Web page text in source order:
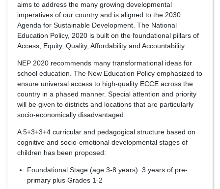
aims to address the many growing developmental
imperatives of our country and is aligned to the 2030
Agenda for Sustainable Development. The National
Education Policy, 2020 is built on the foundational pillars of
Access, Equity, Quality, Affordability and Accountability.
NEP 2020 recommends many transformational ideas for
school education. The New Education Policy emphasized to
ensure universal access to high-quality ECCE across the
country in a phased manner. Special attention and priority
will be given to districts and locations that are particularly
socio-economically disadvantaged.
A 5+3+3+4 curricular and pedagogical structure based on
cognitive and socio-emotional developmental stages of
children has been proposed:
Foundational Stage (age 3-8 years): 3 years of pre-
primary plus Grades 1-2